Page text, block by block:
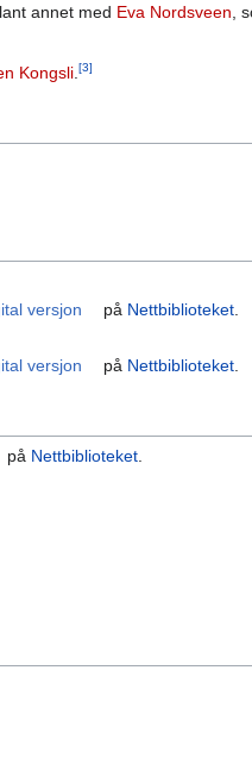
annet med Eva Nordsveen ,
Kongsli [3]
versjon på Nettbiblioteket.
versjon på Nettbiblioteket.
på Nettbiblioteket